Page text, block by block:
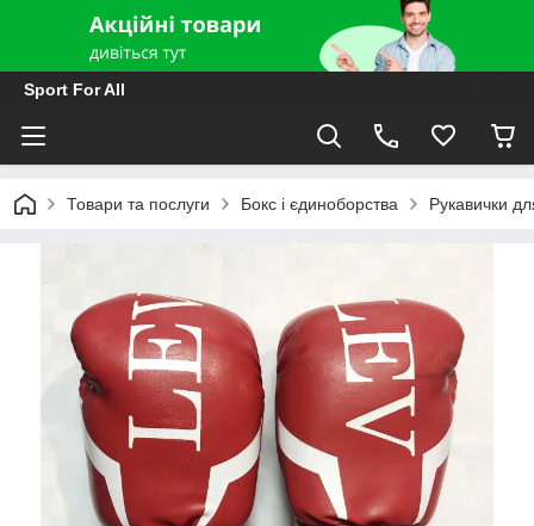
Sport For All
Товари та послуги Бокс і єдиноборства Рукавички